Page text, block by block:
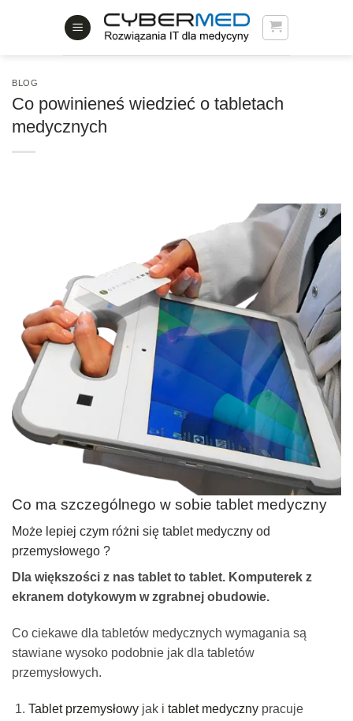
BLOG
Co powinieneś wiedzieć o tabletach
medycznych
Co ma szczególnego w sobie tablet medyczny
Może lepiej czym różni się tablet medyczny od
przemysłowego ?
Dla większości z nas tablet to tablet. Komputerek z
ekranem dotykowym w zgrabnej obudowie.
Co ciekawe dla tabletów medycznych wymagania są
stawiane wysoko podobnie jak dla tabletów
przemysłowych.
Tablet przemysłowyjak i tablet medycznypracuje